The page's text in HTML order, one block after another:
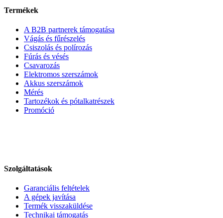
Termékek
A B2B partnerek támogatása
Vágás és fűrészelés
Csiszolás és polírozás
Fúrás és vésés
Csavarozás
Elektromos szerszámok
Akkus szerszámok
Mérés
Tartozékok és pótalkatrészek
Promóció
Szolgáltatások
Garanciális feltételek
A gépek javítása
Termék visszaküldése
Technikai támogatás